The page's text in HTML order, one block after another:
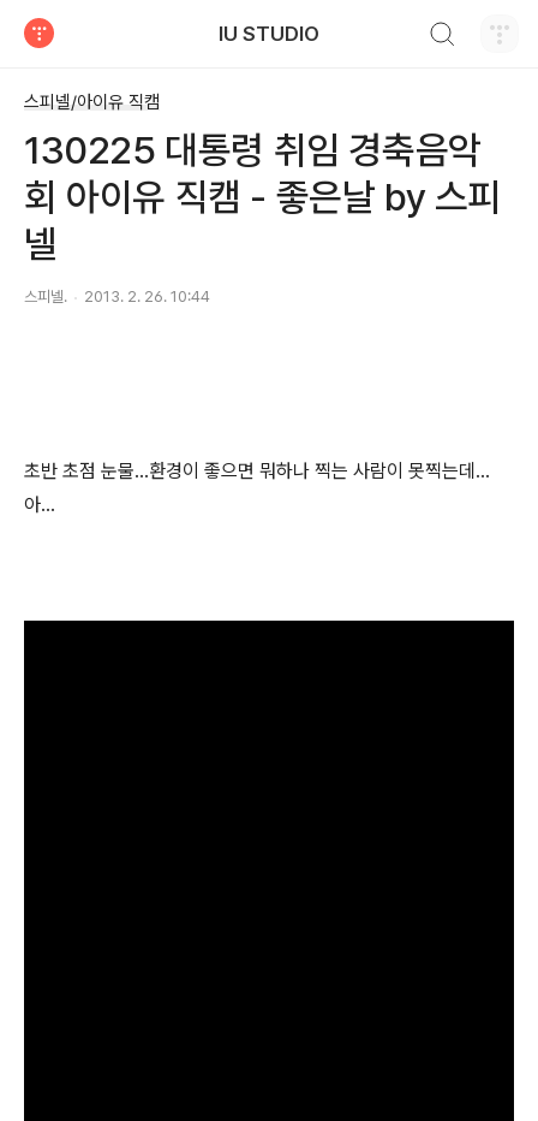
IU STUDIO
스피넬/아이유 직캠
130225 대통령 취임 경축음악
회 아이유 직캠 - 좋은날 by 스피
넬
스피넬. 2013. 2. 26. 10:44
초반 초점 눈물...환경이 좋으면 뭐하나 찍는 사람이 못찍는데...
아...